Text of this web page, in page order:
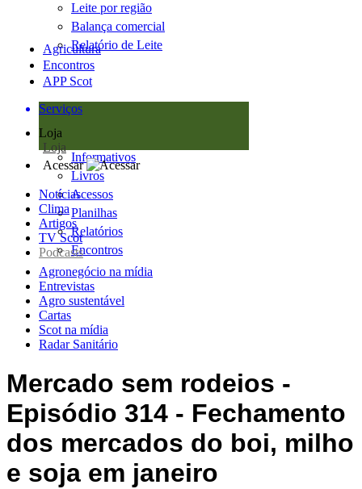
Leite por região
Balança comercial
Relatório de Leite
Agricultura
Encontros
APP Scot
Serviços
Loja
Loja
Informativos
Livros
Acessos
Planilhas
Relatórios
Encontros
Acessar
Notícias
Clima
Artigos
TV Scot
Podcasts
Agronegócio na mídia
Entrevistas
Agro sustentável
Cartas
Scot na mídia
Radar Sanitário
Mercado sem rodeios -
Episódio 314 - Fechamento
dos mercados do boi, milho
e soja em janeiro